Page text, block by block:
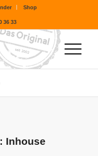
Shop
36 33
Inhouse